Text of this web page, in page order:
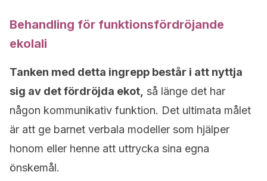
Behandling för funktionsfördröjande
ekolali
Tanken med detta ingrepp består i att nyttja
sig av det fördröjda ekot, så länge det har
någon kommunikativ funktion. Det ultimata målet
är att ge barnet verbala modeller som hjälper
honom eller henne att uttrycka sina egna
önskemål.